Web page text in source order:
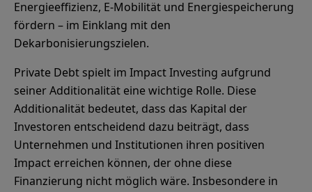
Energieeffizienz, E-Mobilität und Energiespeicherung
fördern – im Einklang mit den
Dekarbonisierungszielen.
Private Debt spielt im Impact Investing aufgrund
seiner Additionalität eine wichtige Rolle. Diese
Additionalität bedeutet, dass das Kapital der
Investoren entscheidend dazu beiträgt, dass
Unternehmen und Institutionen ihren positiven
Impact erreichen können, der ohne diese
Finanzierung nicht möglich wäre. Insbesondere in